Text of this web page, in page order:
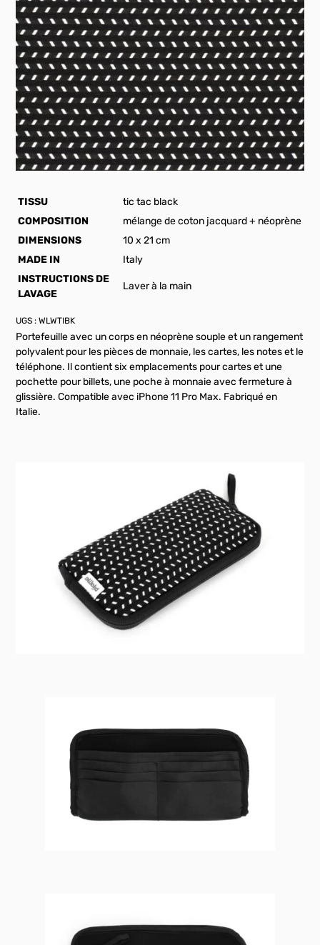
TISSU
tic tac black
COMPOSITION
mélange de coton jacquard + néoprène
DIMENSIONS
10 x 21 cm
MADE IN
Italy
INSTRUCTIONS DE
LAVAGE
Laver à la main
UGS :WLWTIBK
Portefeuille avec un corps en néoprène souple et un rangement
polyvalent pour les pièces de monnaie, les cartes, les notes et le
téléphone. Il contient six emplacements pour cartes et une
pochette pour billets, une poche à monnaie avec fermeture à
glissière. Compatible avec iPhone 11 Pro Max. Fabriqué en
Italie.